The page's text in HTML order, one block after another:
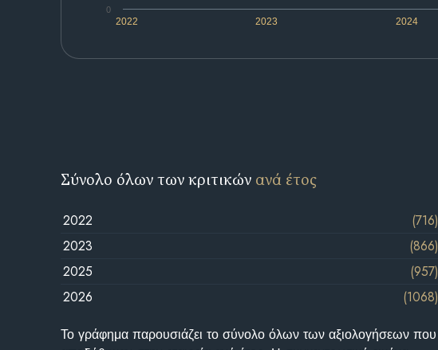
2022 2023 2024
0
Σύνολο όλων των κριτικών ανά έτος
2022
(716)
2023
(866)
2025
(957)
2026
(1068)
Το γράφημα παρουσιάζει το σύνολο όλων των αξιολογήσεων που